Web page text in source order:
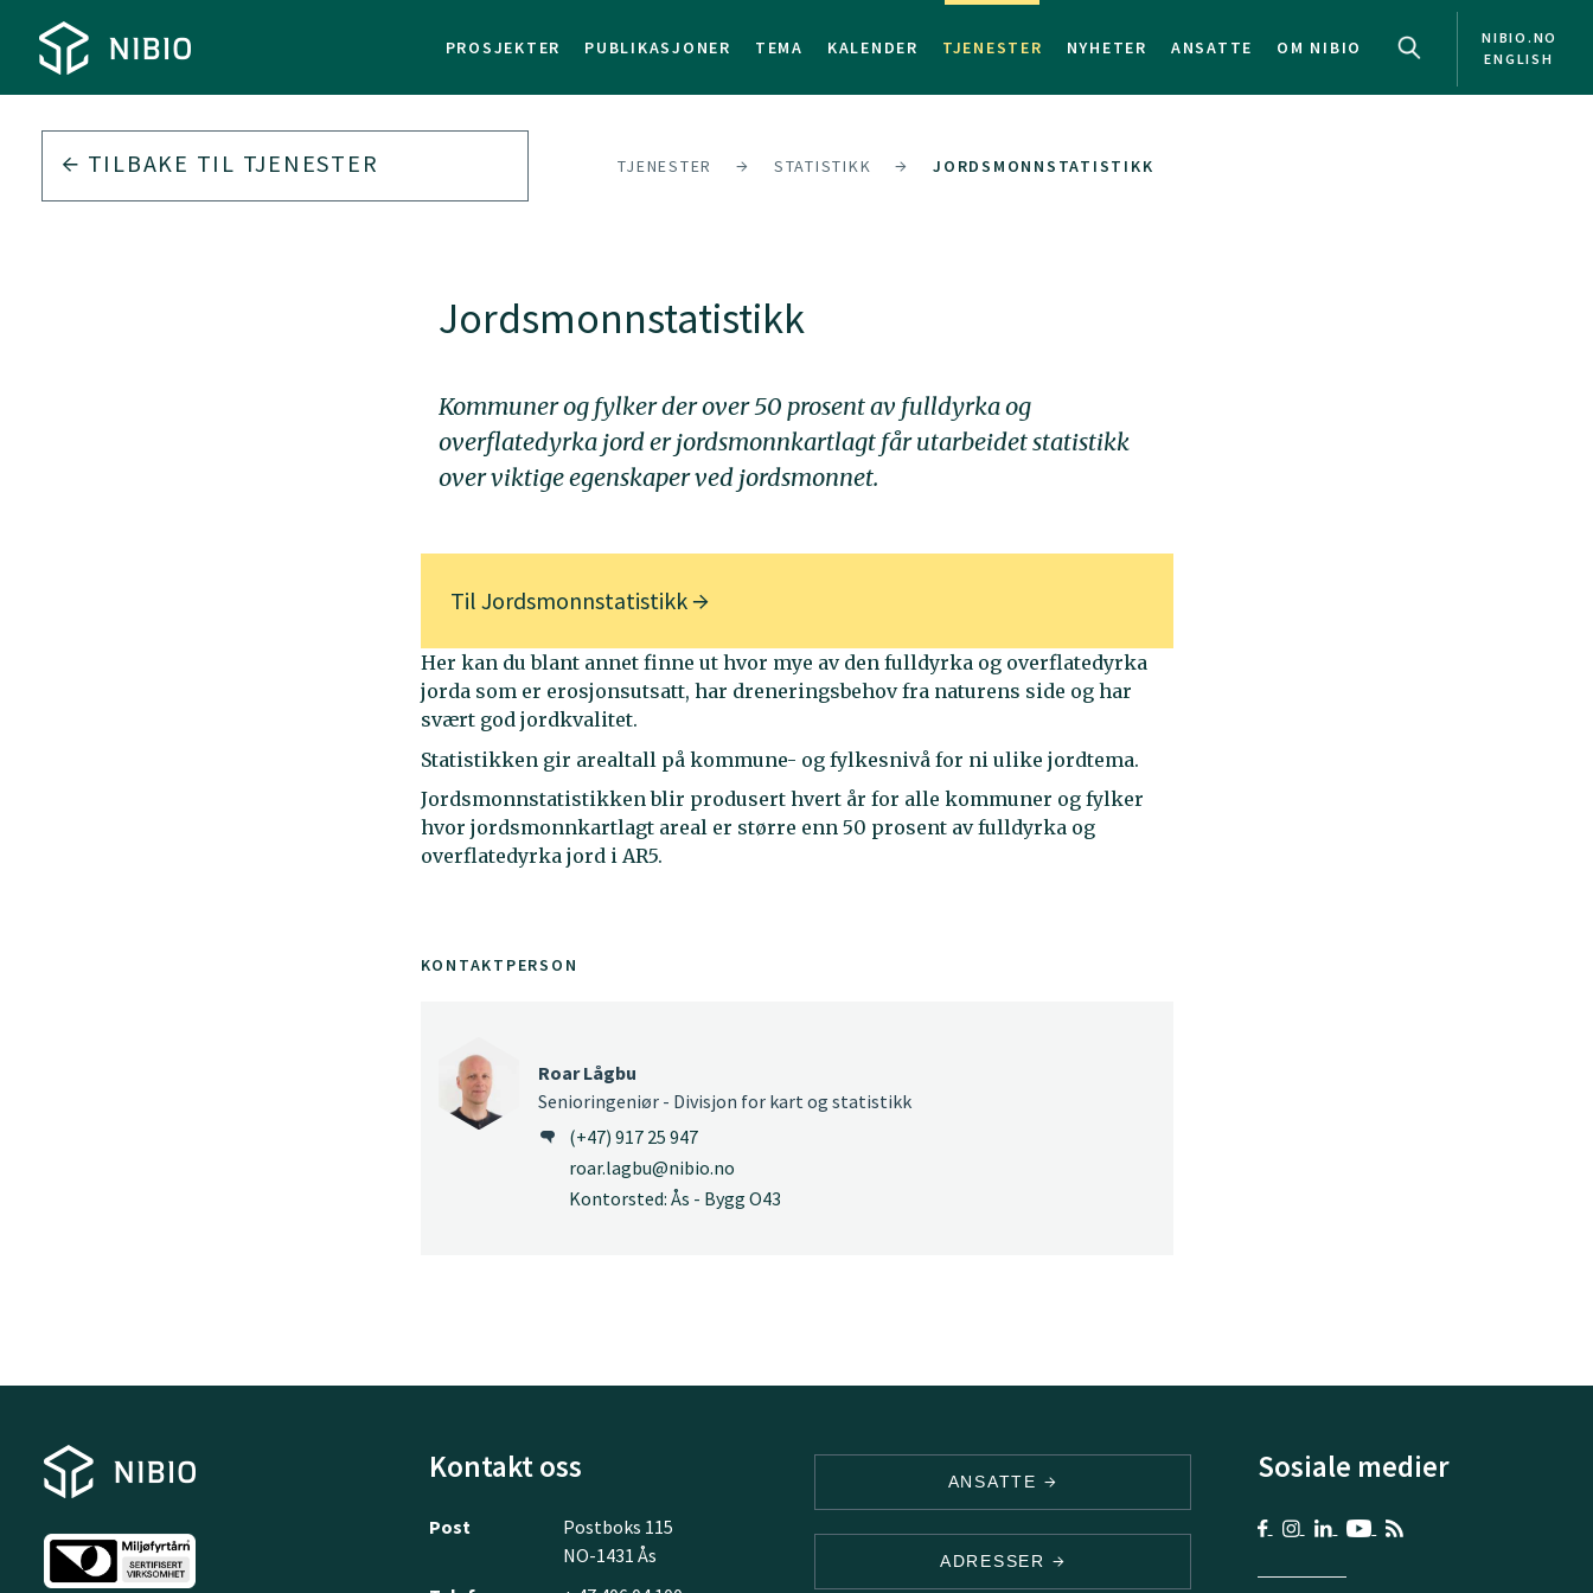
PROSJEKTER PUBLIKASJONER TEMA KALENDER TJENESTER NYHETER ANSATTE OM NIBIO
NIBIO.NO
ENGLISH
TILBAKE TIL TJENESTER TJENESTER STATISTIKK JORDSMONNSTATISTIKK
Jordsmonnstatistikk
Kommuner og fylker der over 50 prosent av fulldyrka og
overflatedyrka jord er jordsmonnkartlagt får utarbeidet statistikk
over viktige egenskaper ved jordsmonnet.
Til Jordsmonnstatistikk
Her kan du blant annet finne ut hvor mye av den fulldyrka og overflatedyrka
jorda som er erosjonsutsatt, har dreneringsbehov fra naturens side og har
svært god jordkvalitet.
Statistikken gir arealtall på kommune- og fylkesnivå for ni ulike jordtema.
Jordsmonnstatistikken blir produsert hvert år for alle kommuner og fylker
hvor jordsmonnkartlagt areal er større enn 50 prosent av fulldyrka og
overflatedyrka jord i AR5.
KONTAKTPERSON
Roar Lågbu
Senioringeniør - Divisjon for kart og statistikk
(+47) 917 25 947
roar.lagbu@nibio.no
Kontorsted: Ås - Bygg O43
Kontakt oss
Post
Postboks 115
NO-1431 Ås
ANSATTE
ADRESSER
Sosiale medier